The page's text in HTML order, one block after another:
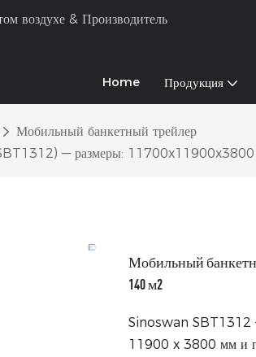
воздухе & Производитель
Home Продукция
Мобильный банкетный трейлер
— размеры:
Мобильный
140 м2
Sinoswan SBT1312
11900 x 3800 мм и